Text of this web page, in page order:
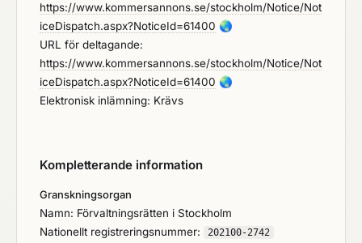
https://www.kommersannons.se/stockholm/Notice/Not
iceDispatch.aspx?NoticeId=61400 🌏
URL för deltagande:
https://www.kommersannons.se/stockholm/Notice/Not
iceDispatch.aspx?NoticeId=61400 🌏
Elektronisk inlämning: Krävs
Kompletterande information
Granskningsorgan
Namn: Förvaltningsrätten i Stockholm
Nationellt registreringsnummer:
202100-2742